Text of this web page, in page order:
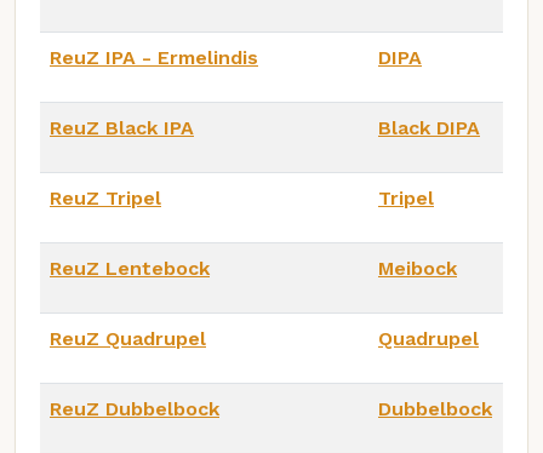
ReuZ IPA - Ermelindis DIPA
ReuZ Black IPA Black DIPA
ReuZ Tripel Tripel
ReuZ Lentebock Meibock
ReuZ Quadrupel Quadrupel
ReuZ Dubbelbock Dubbelbock